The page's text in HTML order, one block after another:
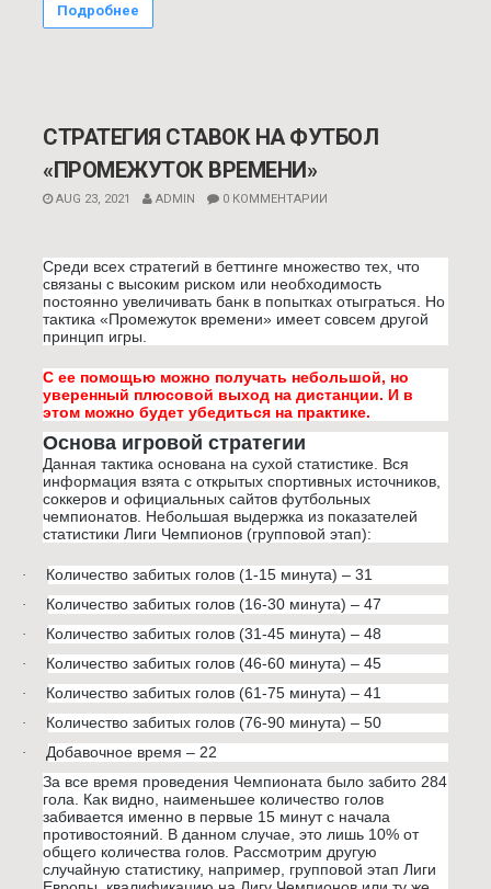
Подробнее
СТРАТЕГИЯ СТАВОК НА ФУТБОЛ
«ПРОМЕЖУТОК ВРЕМЕНИ»
AUG 23, 2021 ADMIN 0 КОММЕНТАРИИ
Среди всех стратегий в беттинге множество тех, что
связаны с высоким риском или необходимость
постоянно увеличивать банк в попытках отыграться. Но
тактика «Промежуток времени» имеет совсем другой
принцип игры.
С ее помощью можно получать небольшой, но
уверенный плюсовой выход на дистанции. И в
этом можно будет убедиться на практике.
Основа игровой стратегии
Данная тактика основана на сухой статистике. Вся
информация взята с открытых спортивных источников,
соккеров и официальных сайтов футбольных
чемпионатов. Небольшая выдержка из показателей
статистики Лиги Чемпионов (групповой этап):
· Количество забитых голов (1-15 минута) – 31
· Количество забитых голов (16-30 минута) – 47
· Количество забитых голов (31-45 минута) – 48
· Количество забитых голов (46-60 минута) – 45
· Количество забитых голов (61-75 минута) – 41
· Количество забитых голов (76-90 минута) – 50
·
Добавочное время – 22
За все время проведения Чемпионата было забито 284
гола. Как видно, наименьшее количество голов
забивается именно в первые 15 минут с начала
противостояний. В данном случае, это лишь 10% от
общего количества голов. Рассмотрим другую
случайную статистику, например, групповой этап Лиги